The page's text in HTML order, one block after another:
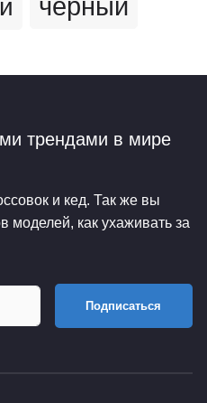
трендами в мире
и кед. Так же вы
моделей, как ухаживать за
Подписаться